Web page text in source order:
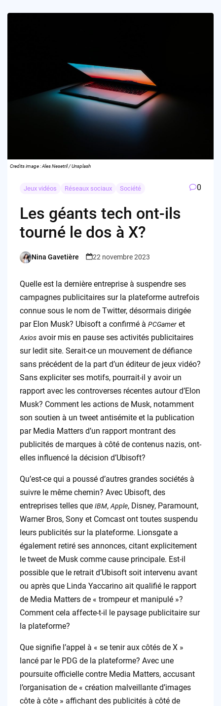
Credits image : Ales Nesetril / Unsplash
Jeux vidéos Réseaux sociaux Société 0
Les géants tech ont-ils
tourné le dos à X?
Posted
Nina Gavetière 22 novembre 2023
Quelle est la dernière entreprise à suspendre ses
campagnes publicitaires sur la plateforme autrefois
connue sous le nom de Twitter, désormais dirigée
par Elon Musk? Ubisoft a confirmé à PCGameret
Axiosavoir mis en pause ses activités publicitaires
sur ledit site. Serait-ce un mouvement de défiance
sans précédent de la part d’un éditeur de jeux vidéo?
Sans expliciter ses motifs, pourrait-il y avoir un
rapport avec les controverses récentes autour d’Elon
Musk? Comment les actions de Musk, notamment
son soutien à un tweet antisémite et la publication
par Media Matters d’un rapport montrant des
publicités de marques à côté de contenus nazis, ont-
elles influencé la décision d’Ubisoft?
Qu’est-ce qui a poussé d’autres grandes sociétés à
suivre le même chemin? Avec Ubisoft, des
entreprises telles que IBM, Apple, Disney, Paramount,
Warner Bros, Sony et Comcast ont toutes suspendu
leurs publicités sur la plateforme. Lionsgate a
également retiré ses annonces, citant explicitement
le tweet de Musk comme cause principale. Est-il
possible que le retrait d’Ubisoft soit intervenu avant
ou après que Linda Yaccarino ait qualifié le rapport
de Media Matters de « trompeur et manipulé »?
Comment cela affecte-t-il le paysage publicitaire sur
la plateforme?
Que signifie l’appel à « se tenir aux côtés de X »
lancé par le PDG de la plateforme? Avec une
poursuite officielle contre Media Matters, accusant
l’organisation de « création malveillante d’images
côte à côte » affichant des publicités à côté de